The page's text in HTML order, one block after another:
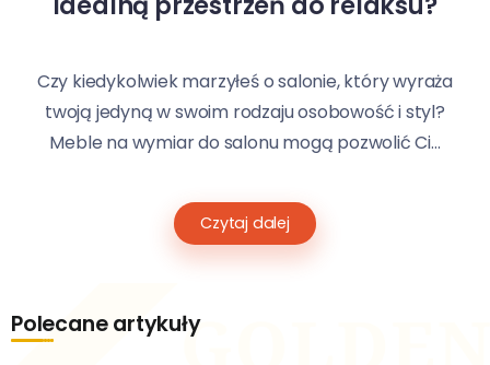
Czy kiedykolwiek marzyłeś o salonie, który wyraża
twoją jedyną w swoim rodzaju osobowość i styl?
Meble na wymiar do salonu mogą pozwolić Ci...
Czytaj dalej
Polecane artykuły